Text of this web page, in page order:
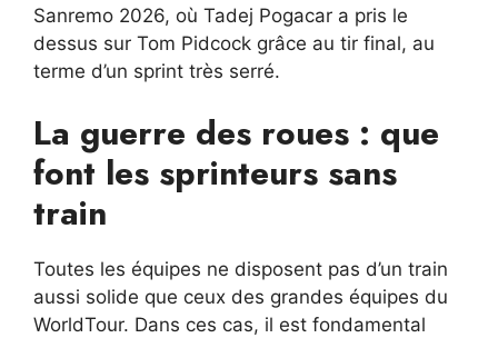
Sanremo 2026, où Tadej Pogacar a pris le
dessus sur Tom Pidcock grâce au tir final, au
terme d’un sprint très serré.
La guerre des roues : que
font les sprinteurs sans
train
Toutes les équipes ne disposent pas d’un train
aussi solide que ceux des grandes équipes du
WorldTour. Dans ces cas, il est fondamental